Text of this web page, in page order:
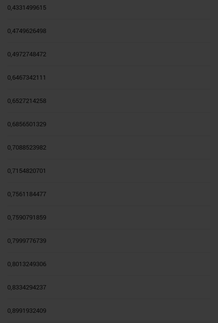
0,4331499615
0,4749626498
0,4972748472
0,6467342111
0,6527214258
0,6856501329
0,7088523982
0,7154820701
0,7561184477
0,7590791859
0,7999776739
0,8013249306
0,8334294237
0,8991932409